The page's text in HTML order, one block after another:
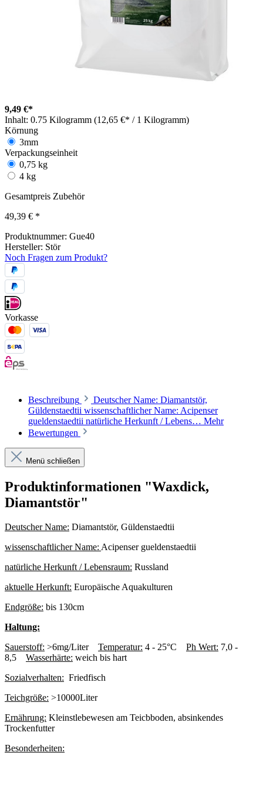
9,49 €*
Inhalt: 0.75 Kilogramm (12,65 €* / 1 Kilogramm)
Körnung
3mm
Verpackungseinheit
0,75 kg
4 kg
Gesamtpreis Zubehör
49,39 € *
Produktnummer: Gue40
Hersteller: Stör
Noch Fragen zum Produkt?
Vorkasse
Beschreibung
Deutscher Name: Diamantstör,
Güldenstaedtii wissenschaftlicher Name: Acipenser
gueldenstaedtii natürliche Herkunft / Lebens… Mehr
Bewertungen
Menü schließen
Produktinformationen "Waxdick,
Diamantstör"
Deutscher Name: Diamantstör, Güldenstaedtii
wissenschaftlicher Name: Acipenser gueldenstaedtii
natürliche Herkunft / Lebensraum: Russland
aktuelle Herkunft: Europäische Aquakulturen
Endgröße: bis 130cm
Haltung:
Sauerstoff: >6mg/Liter Temperatur: 4 - 25°C Ph Wert: 7,0 -
8,5 Wasserhärte: weich bis hart
Sozialverhalten: Friedfisch
Teichgröße: >10000Liter
Ernährung: Kleinstlebewesen am Teicbboden, absinkendes
Trockenfutter
Besonderheiten: